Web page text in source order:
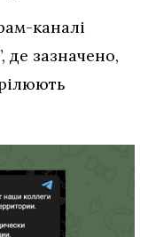
каналі
де зазначено,